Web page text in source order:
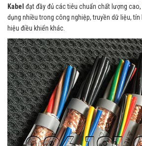
Kabel đạt đầy đủ các tiêu chuẩn chất lượng cao,
dụng nhiều trong công nghiệp, truyền dữ liệu,
hiệu điều khiển khác.